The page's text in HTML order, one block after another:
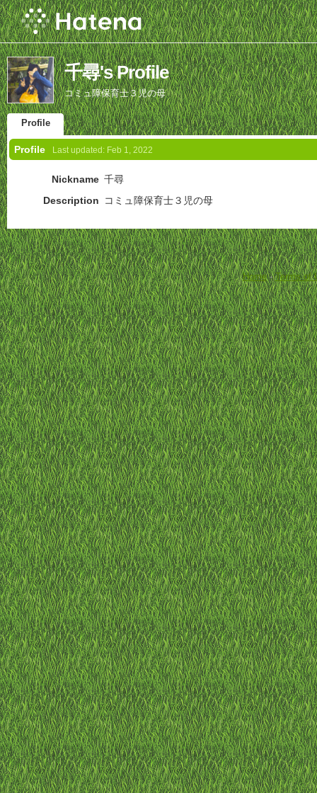
千尋's Profile
コミュ障保育士３児の母
Profile
Profile Last updated: Feb 1, 2022
Nickname 千尋
Description
コミュ障保育士３児の母
Home-Terms of